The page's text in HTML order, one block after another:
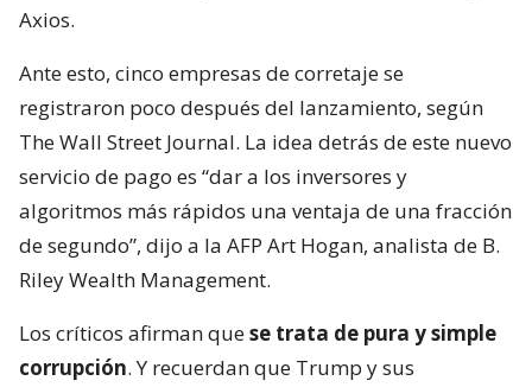
Axios.
Ante esto, cinco empresas de corretaje se
registraron poco después del lanzamiento, según
The Wall Street Journal. La idea detrás de este nuevo
servicio de pago es “dar a los inversores y
algoritmos más rápidos una ventaja de una fracción
de segundo”, dijo a la AFP Art Hogan, analista de B.
Riley Wealth Management.
Los críticos afirman quese trata de pura y simple
corrupción. Y recuerdan que Trump y sus